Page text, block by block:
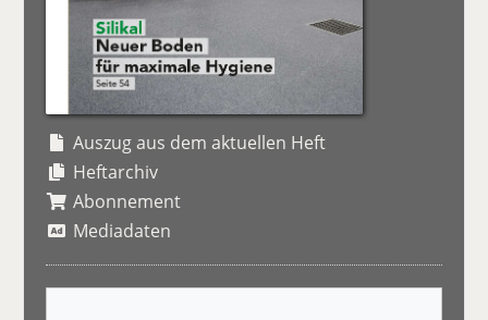
Auszug aus dem aktuellen Heft
Heftarchiv
Abonnement
Mediadaten